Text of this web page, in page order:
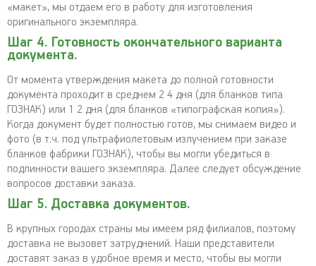
«макет», мы отдаем его в работу для изготовления
оригинального экземпляра.
Шаг 4. Готовность окончательного варианта
документа.
От момента утверждения макета до полной готовности
документа проходит в среднем 2 4 дня (для бланков типа
ГОЗНАК) или 1 2 дня (для бланков «типографская копия»).
Когда документ будет полностью готов, мы снимаем видео и
фото (в т.ч. под ультрафиолетовым излучением при заказе
бланков фабрики ГОЗНАК), чтобы вы могли убедиться в
подлинности вашего экземпляра. Далее следует обсуждение
вопросов доставки заказа.
Шаг 5. Доставка документов.
В крупных городах страны мы имеем ряд филиалов, поэтому
доставка не вызовет затруднений. Наши представители
доставят заказ в удобное время и место, чтобы вы могли